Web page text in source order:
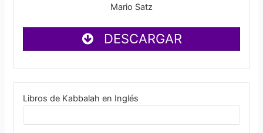
Mario Satz
DESCARGAR
Libros de Kabbalah en Inglés